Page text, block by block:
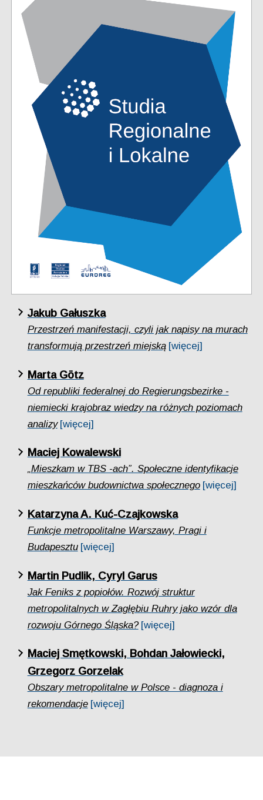
Jakub Gałuszka
Przestrzeń manifestacji, czyli jak napisy na murach
transformują przestrzeń miejską [więcej]
Marta Götz
Od republiki federalnej do Regierungsbezirke -
niemiecki krajobraz wiedzy na różnych poziomach
analizy [więcej]
Maciej Kowalewski
„Mieszkam w TBS -ach”. Społeczne identyfikacje
mieszkańców budownictwa społecznego [więcej]
Katarzyna A. Kuć-Czajkowska
Funkcje metropolitalne Warszawy, Pragi i
Budapesztu [więcej]
Martin Pudlik, Cyryl Garus
Jak Feniks z popiołów. Rozwój struktur
metropolitalnych w Zagłębiu Ruhry jako wzór dla
rozwoju Górnego Śląska? [więcej]
Maciej Smętkowski, Bohdan Jałowiecki,
Grzegorz Gorzelak
Obszary metropolitalne w Polsce - diagnoza i
rekomendacje [więcej]